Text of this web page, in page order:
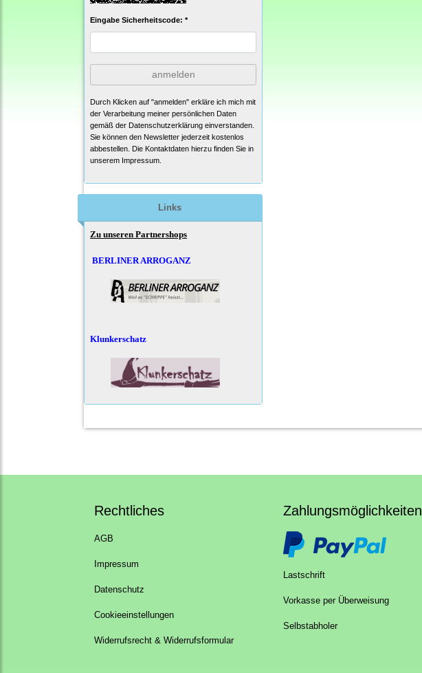
Eingabe Sicherheitscode: *
anmelden
Durch Klicken auf "anmelden" erkläre ich mich mit
der Verarbeitung meiner persönlichen Daten
gemäß der Datenschutzerklärung einverstanden.
Sie können den Newsletter jederzeit kostenlos
abbestellen. Die Kontaktdaten hierzu finden Sie in
unserem Impressum.
Links
Zu unseren Partnershops
BERLINER ARROGANZ
Klunkerschatz
Rechtliches
AGB
Impressum
Datenschutz
Cookieeinstellungen
Widerrufsrecht & Widerrufsformular
Zahlungsmöglichkeiten
Lastschrift
Vorkasse per Überweisung
Selbstabholer